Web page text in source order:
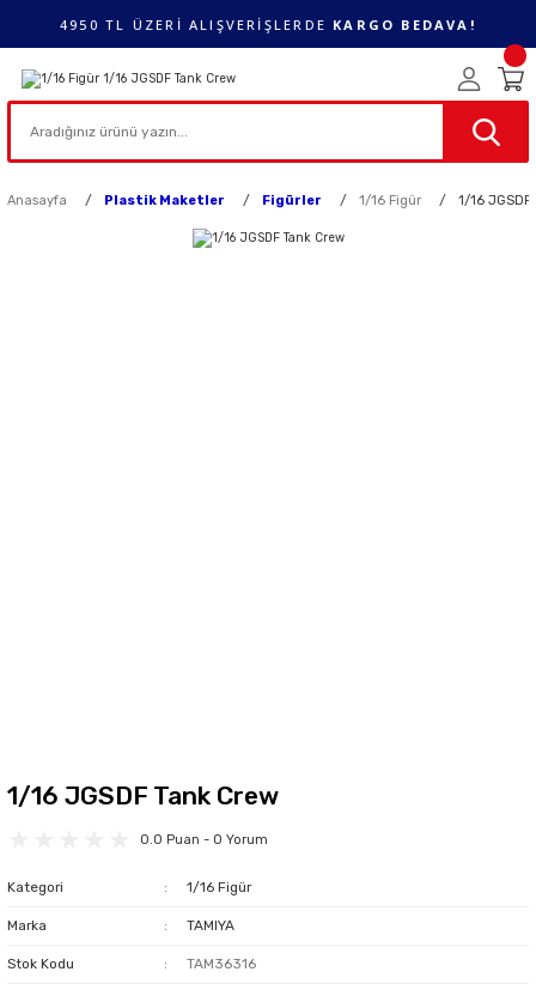
4950 TL ÜZERİ ALIŞVERİŞLERDE KARGO BEDAVA!
Anasayfa Plastik Maketler Figürler 1/16 Figür 1/16
1/16 JGSDF Tank Crew
0.0 Puan - 0 Yorum
Kategori 1/16 Figür
Marka TAMIYA
Stok Kodu TAM36316